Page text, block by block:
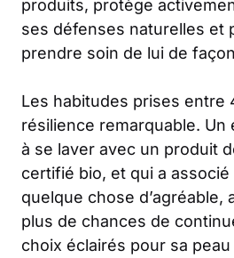
produits, protège
ses défenses naturelles et
prendre soin de lui de
Les habitudes prises entre
résilience remarquable. Un
à se laver avec un produit
certifié bio, et qui a
quelque chose d’agréable,
plus de chances de
choix éclairés pour sa